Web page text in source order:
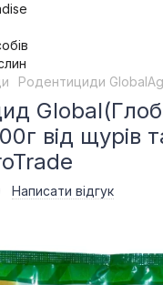
Родентициди
від щурів
Написати відгук